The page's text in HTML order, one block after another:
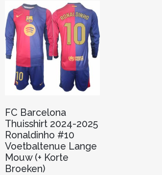
FC Barcelona
Thuisshirt 2024-2025
Ronaldinho #10
Voetbaltenue Lange
Mouw (+ Korte
Broeken)